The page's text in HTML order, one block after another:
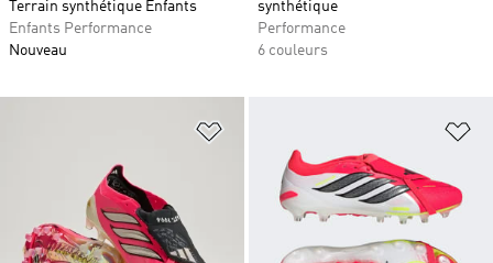
Terrain synthétique Enfants
Enfants Performance
Nouveau
synthétique
Performance
6 couleurs
Ajouter à la Liste de produits